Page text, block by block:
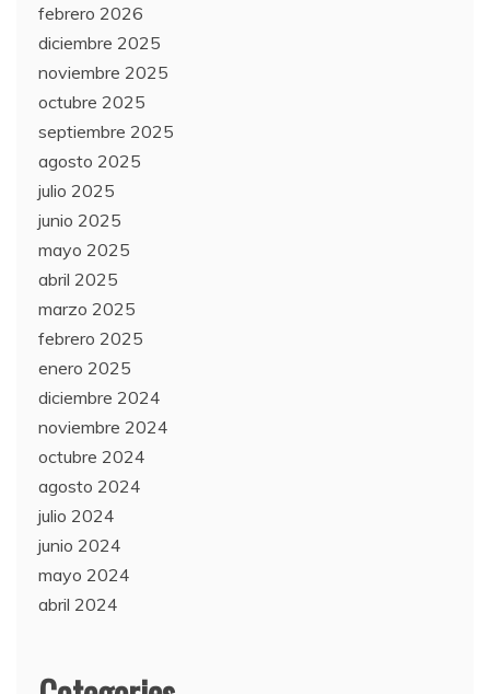
febrero 2026
diciembre 2025
noviembre 2025
octubre 2025
septiembre 2025
agosto 2025
julio 2025
junio 2025
mayo 2025
abril 2025
marzo 2025
febrero 2025
enero 2025
diciembre 2024
noviembre 2024
octubre 2024
agosto 2024
julio 2024
junio 2024
mayo 2024
abril 2024